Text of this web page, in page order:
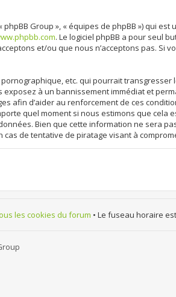
Group », « équipes de phpBB ») qui
. Le logiciel phpBB a pour seul
et/ou que nous n’acceptons pas. Si
etc. qui pourrait transgresser
à un bannissement immédiat et
afin d’aider au renforcement de ces
quel moment si nous estimons que cela
Bien que cette information ne sera
de tentative de piratage visant à
les cookies du forum • Le fuseau horaire